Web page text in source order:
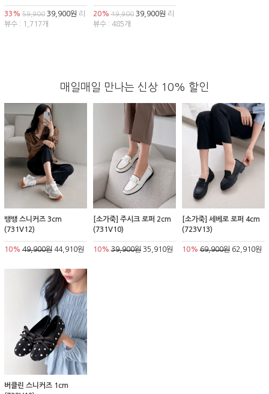
33% 59,900 39,900원 리
뷰수 : 1,717개
20% 49,90039,900원 리
뷰수 : 485개
매일매일 만나는 신상 10% 할인
뱅뱅 스니커즈 3cm
(731V12)
10% 49,900원 44,910원
[소가죽] 주시크 로퍼 2cm
(731V10)
10% 39,900원35,910원
[소가죽] 세베로 로퍼 4cm
(723V13)
10% 69,900원62,910원
버클린 스니커즈 1cm